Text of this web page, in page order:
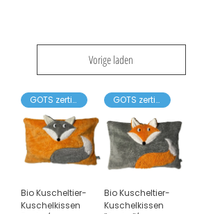
Vorige laden
GOTS zertifiziert
Bio Kuscheltier-
Kuschelkissen
GOTS zertifiziert
Bio Kuscheltier-
Kuschelkissen